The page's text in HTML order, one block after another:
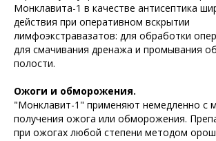
Монклавита-1 в качестве антисептика
действия при оперативном вскрытии
лимфоэкстравазатов: для обработки
для смачивания дренажа и промывания
полости.
Ожоги и обморожения.
"Монклавит-1" применяют немедленно с
получения ожога или обморожения.
при ожогах любой степени методом